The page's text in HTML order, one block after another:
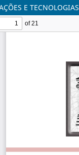
E TECNOLOGIAS